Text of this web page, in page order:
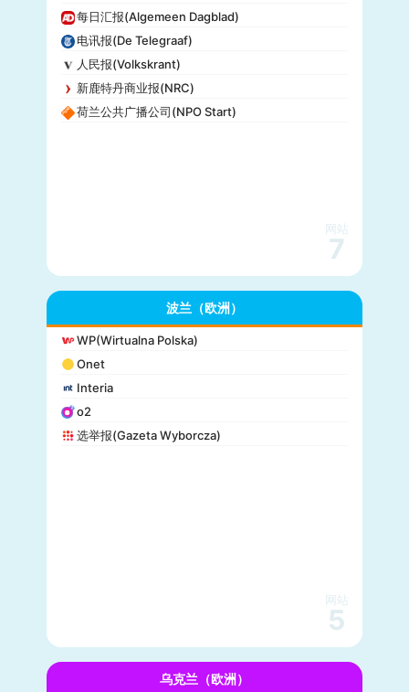
每日汇报(Algemeen Dagblad)
电讯报(De Telegraaf)
人民报(Volkskrant)
新鹿特丹商业报(NRC)
荷兰公共广播公司(NPO Start)
网站
7
波兰（欧洲）
WP(Wirtualna Polska)
Onet
Interia
o2
选举报(Gazeta Wyborcza)
网站
5
乌克兰（欧洲）